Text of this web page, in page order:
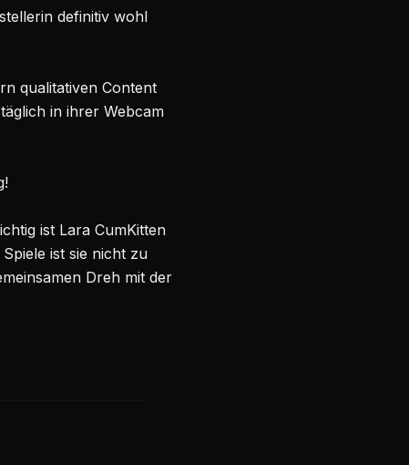
definitiv wohl
qualitativen Content
in ihrer Webcam
ist Lara CumKitten
ist sie nicht zu
Dreh mit der